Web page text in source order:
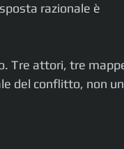
razionale è
Tre attori, tre
del conflitto, non